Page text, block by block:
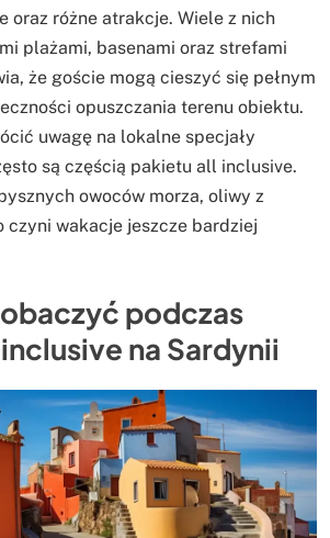
oraz różne atrakcje. Wiele z nich
plażami, basenami oraz strefami
że goście mogą cieszyć się pełnym
opuszczania terenu obiektu.
uwagę na lokalne specjały
są częścią pakietu all inclusive.
owoców morza, oliwy z
czyni wakacje jeszcze bardziej
podczas
na Sardynii